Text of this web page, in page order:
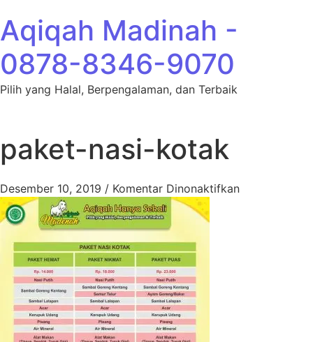
Aqiqah Madinah -
0878-8346-9070
Pilih yang Halal, Berpengalaman, dan Terbaik
paket-nasi-kotak
Desember 10, 2019 / Komentar Dinonaktifkanpada paket-